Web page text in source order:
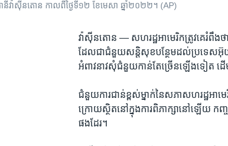
ធានី​វ៉ាស៊ីនតោន កាល​ពី​ថ្ងៃ​ទី​១២ ខែ​មេសា ឆ្នាំ​២០២២។ (AP)
វ៉ាស៊ីនតោន — សហរដ្ឋ​អាមេរិក​ត្រូវ​គេ​រំពឹ
ដែល​ជា​ជំនួយ​សន្តិសុខ​បន្ថែម​ដល់​ប្រទេស​អ៊ុ
អំពាវនាវ​សុំ​ជំនួយ​កាន់តែ​ច្រើន​ឡើងទៀត​ ដើ
ជំនួយ​ការ​ជាន់​ខ្ពស់ម្នាក់​នៃ​សភា​សហរដ្ឋអា
ក្រោយ​ស្ថិត​នៅ​ក្នុង​ការពិភាក្សា​នៅឡើយ កញ្
ផងដែរ។